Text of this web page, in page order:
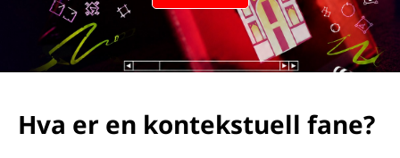
a
Hva er en kontekstuell fane?